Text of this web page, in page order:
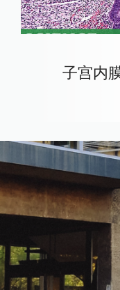
子宫内